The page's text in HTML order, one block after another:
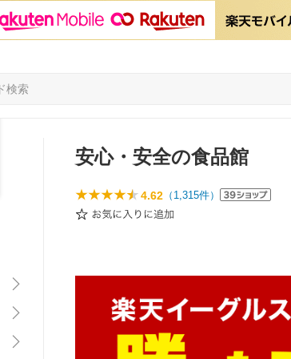
安心・安全の食品館
4.62 （ 1,315件）